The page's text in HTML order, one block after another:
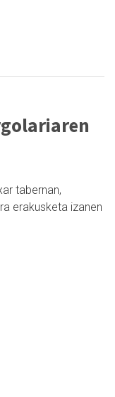
tabernan,
erakusketa izanen